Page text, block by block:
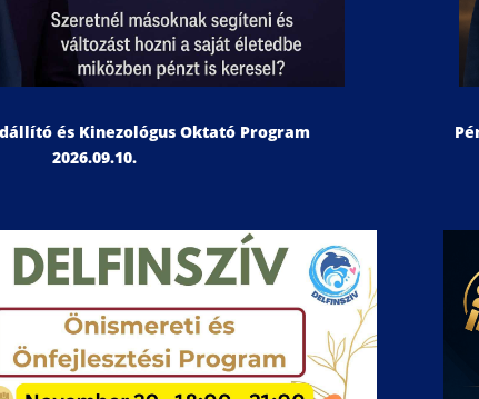
és Kinezológus Oktató Program
2026.09.10.